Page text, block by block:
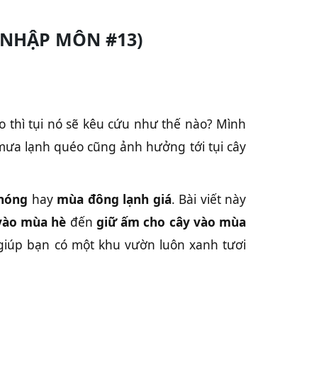
MÔN #13)
thì tụi nó sẽ kêu cứu như thế nào? Mình
lạnh quéo cũng ảnh hưởng tới tụi cây
hay mùa đông lạnh giá. Bài viết này
mùa hè đến giữ ấm cho cây vào mùa
bạn có một khu vườn luôn xanh tươi